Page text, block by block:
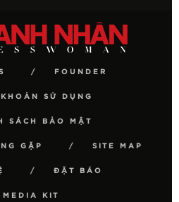
FOUNDER
SỬ DỤNG
SÁCH BẢO MẬT
GẶP SITE MAP
ĐẶT BÁO
MEDIA KIT